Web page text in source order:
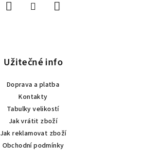
Užitečné info
Doprava a platba
Kontakty
Tabulky velikostí
Jak vrátit zboží
Jak reklamovat zboží
Obchodní podmínky